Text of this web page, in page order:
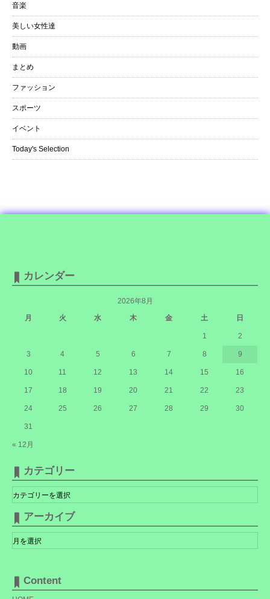
音楽
美しい女性達
動画
まとめ
ファッション
スポーツ
イベント
Today's Selection
カレンダー
2026年8月
月
火 水 木 金 土 日
« 12月
1 2
3 4 5 6 7 8 9
10 11 12 13 14 15 16
17 18 19 20 21 22 23
24 25 26 27 28 29 30
31
カテゴリー
カ
テ
ゴ
リ
アーカイブ
ア
ー
カ
Content